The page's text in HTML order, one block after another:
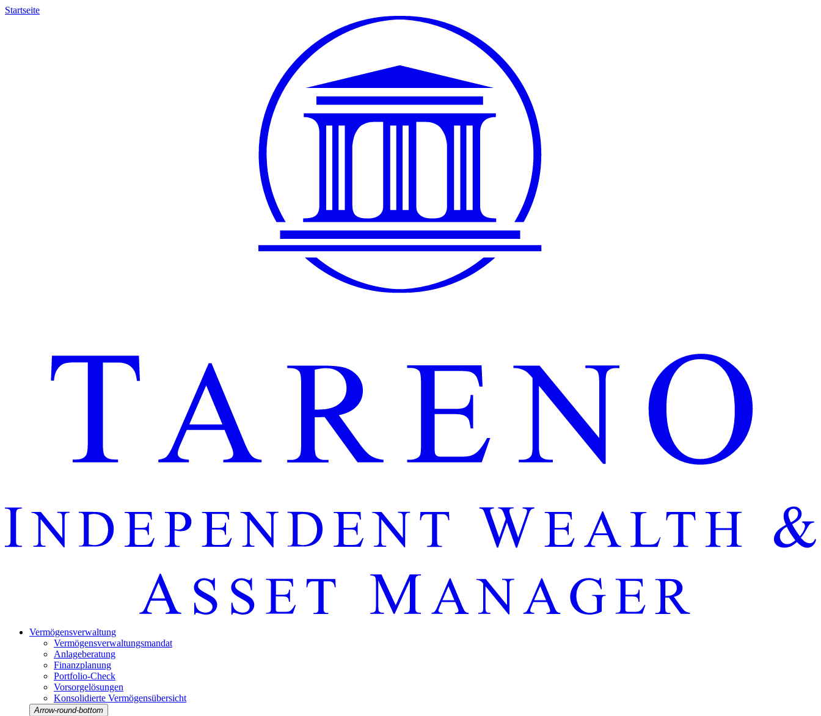
Startseite
Vermö­gens­ver­wal­tung
Vermö­gens­ver­wal­tungs­mandat
Anlage­be­ra­tung
Finanz­pla­nung
Portfolio-Check
Vorsorgelösungen
Konso­li­dierte Vermö­gens­über­sicht
Arrow-round-bottom